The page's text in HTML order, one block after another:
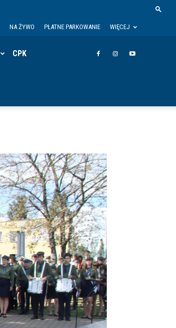
NA ŻYWO PŁATNE PARKOWANIE WIĘCEJ
CPK